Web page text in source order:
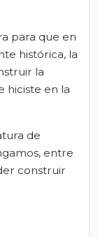
para que en
histórica, la
la
hiciste en la
de
entre
construir